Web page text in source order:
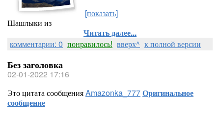
[показать]
Шашлыки из
Читать далее...
комментарии: 0 понравилось! вверх^ к полной версии
Без заголовка
02-01-2022 17:16
Это цитата сообщенияAmazonka_777Оригинальное
сообщение